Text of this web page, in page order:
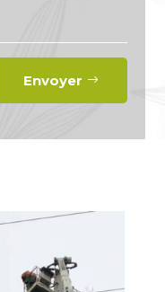
Envoyer